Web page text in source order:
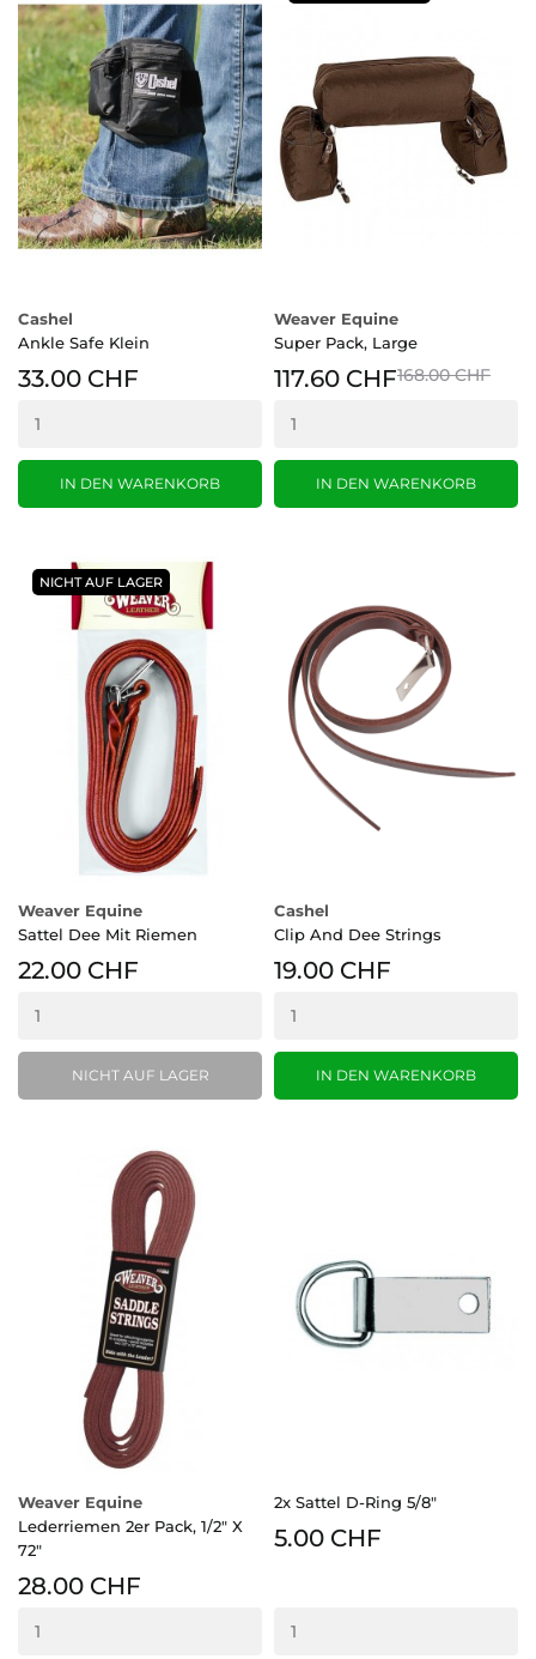
Cashel
Ankle Safe Klein
33.00 CHF
IN DEN WARENKORB
Weaver Equine
Super Pack, Large
117.60 CHF168.00 CHF
IN DEN WARENKORB
Weaver Equine
Sattel Dee Mit Riemen
22.00 CHF
NICHT AUF LAGER
NICHT AUF LAGER
Cashel
Clip And Dee Strings
19.00 CHF
IN DEN WARENKORB
Weaver Equine
Lederriemen 2er Pack, 1/2" X
72"
28.00 CHF
2x Sattel D-Ring 5/8"
5.00 CHF